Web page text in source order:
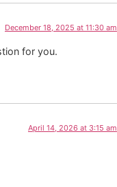
December 18, 2025 at 11:30 am
for you.
April 14, 2026 at 3:15 am